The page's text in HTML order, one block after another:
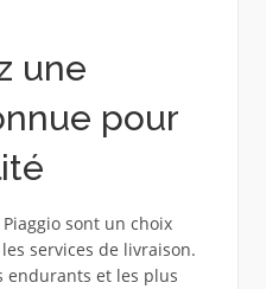
une
pour
sont un choix
services de livraison.
endurants et les plus